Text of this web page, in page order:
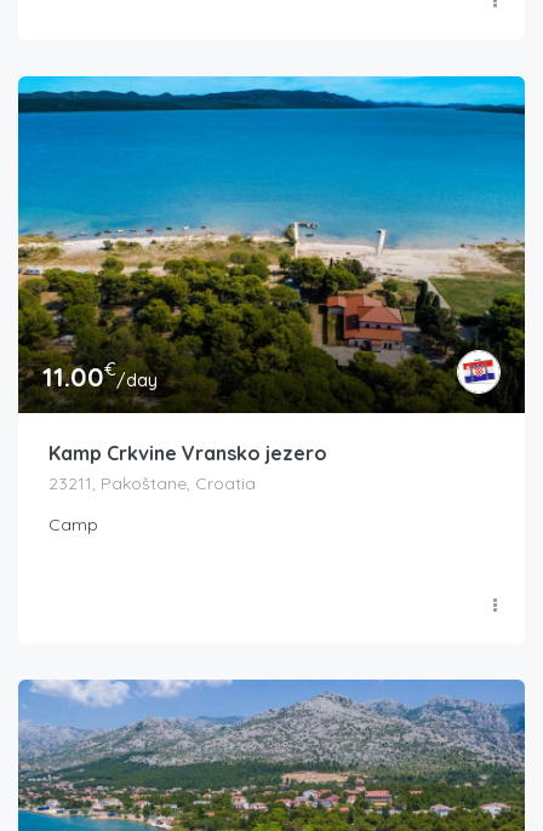
11.00€/day
Kamp Crkvine Vransko jezero
23211, Pakoštane, Croatia
Camp